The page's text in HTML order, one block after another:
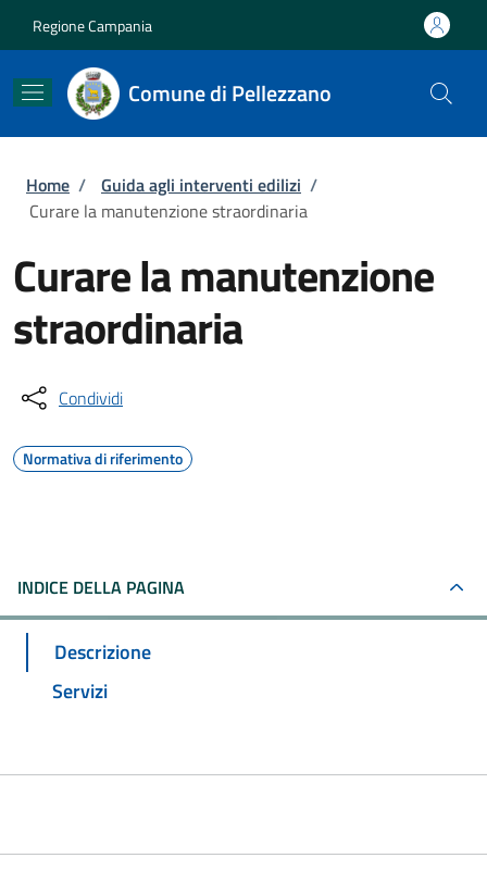
Regione Campania
Comune di Pellezzano
Briciole di pane
Home / Guida agli interventi edilizi /
Curare la manutenzione straordinaria
Curare la manutenzione
straordinaria
Condividi
Normativa di riferimento
INDICE DELLA PAGINA
Descrizione
Servizi